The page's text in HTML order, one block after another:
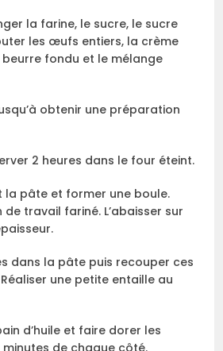
la farine, le sucre, le sucre
les œufs entiers, la crème
fondu et le mélange
obtenir une préparation
2 heures dans le four éteint.
la pâte et former une boule.
de travail fariné. L’abaisser sur
dans la pâte puis recouper ces
une petite entaille au
d’huile et faire dorer les